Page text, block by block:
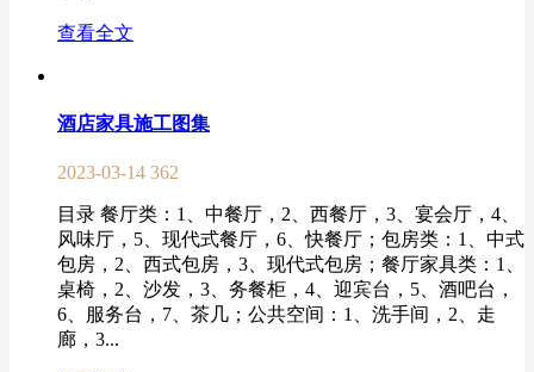
查看全文
酒店家具施工图集
2023-03-14 362
目录 餐厅类：1、中餐厅，2、西餐厅，3、宴会厅，4、
风味厅，5、现代式餐厅，6、快餐厅；包房类：1、中式
包房，2、西式包房，3、现代式包房；餐厅家具类：1、
桌椅，2、沙发，3、务餐柜，4、迎宾台，5、酒吧台，
6、服务台，7、茶几；公共空间：1、洗手间，2、走
廊，3...